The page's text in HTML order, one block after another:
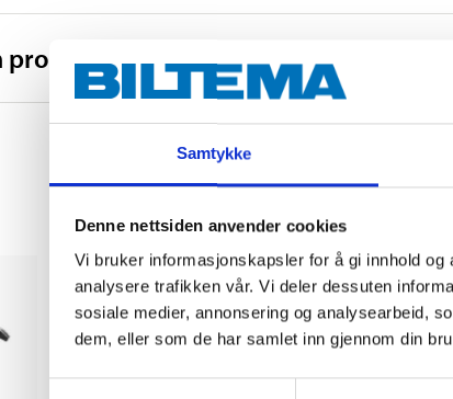
Samtykke
Denne nettsiden anvender cookies
Vi bruker informasjonskapsler for å gi innhold
analysere trafikken vår. Vi deler dessuten
sosiale medier, annonsering og analysearbeid,
dem, eller som de har samlet inn gjennom din
produsenten
Andre